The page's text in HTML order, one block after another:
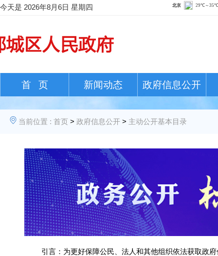
今天是 2026年8月6日 星期四
首 页 新闻动态 政府信息公开
当前位置 : 首页 > 政府信息公开 > 主动公开基本目录
引言：为更好保障公民、法人和其他组织依法获取政